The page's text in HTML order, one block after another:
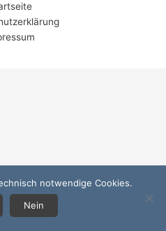
notwendige Cookies.
Nein